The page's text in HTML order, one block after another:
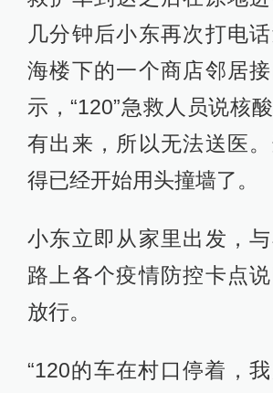
几分钟后小东再次打电
海楼下的一个商店邻居
示，“120”急救人员说核
有出来，所以无法送医
得已经开始用头撞墙了。
小东立即从家里出发，与
路上各个疫情防控卡点
放行。
“120的车在村口停着，